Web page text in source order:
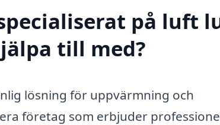
på luft
till med?
lösning för uppvärmning och
företag som erbjuder